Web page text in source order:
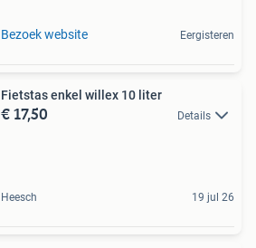
Bezoek website Eergisteren
Fietstas enkel willex 10 liter
€ 17,50 Details
Heesch 19 jul 26